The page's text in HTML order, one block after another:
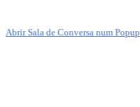
Abrir Sala de Conversa num Popup